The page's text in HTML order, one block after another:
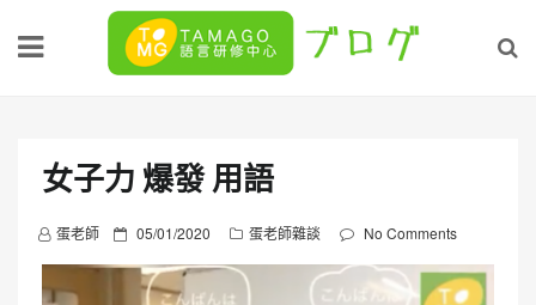
女子力 爆發 用語
蛋老師
P
o
05/01/2020 蛋老師雜談 No Comments